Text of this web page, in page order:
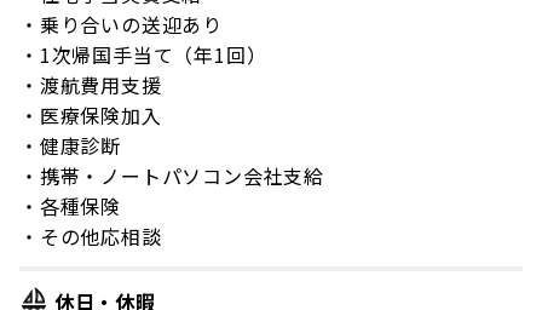
・乗り合いの送迎あり
・1次帰国手当て（年1回）
・渡航費用支援
・医療保険加入
・健康診断
・携帯・ノートパソコン会社支給
・各種保険
・その他応相談
休日・休暇